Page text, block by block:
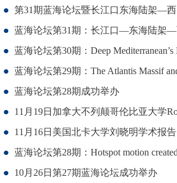
蓝海论坛第28期成功举办
11月16日美国北卡大学刘晓明学术报告
10月26日第27期蓝海论坛成功举办